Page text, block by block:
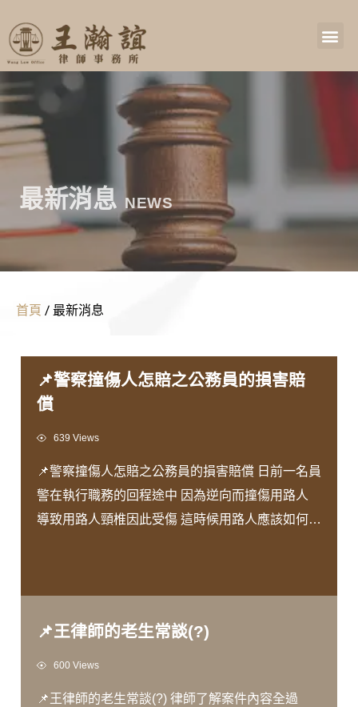
最新消息 NEWS
首頁 / 最新消息
📌警察撞傷人怎賠之公務員的損害賠
償
Views639 Views
📌警察撞傷人怎賠之公務員的損害賠償 日前一名員
警在執行職務的回程途中 因為逆向而撞傷用路人
導致用路人頸椎因此受傷 這時候用路人應該如何向
📌王律師的老生常談(?)
Views600 Views
📌王律師的老生常談(?) 律師了解案件內容全過